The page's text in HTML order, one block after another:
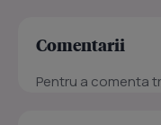
Comentarii
Pentru a comenta